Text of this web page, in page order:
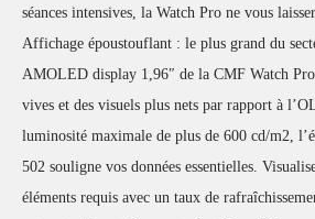
séances intensives, la Watch Pro ne vous
Affichage époustouflant : le plus grand du
AMOLED display 1,96″ de la CMF Watch
vives et des visuels plus nets par rapport à
luminosité maximale de plus de 600 cd/m2,
502 souligne vos données essentielles.
éléments requis avec un taux de